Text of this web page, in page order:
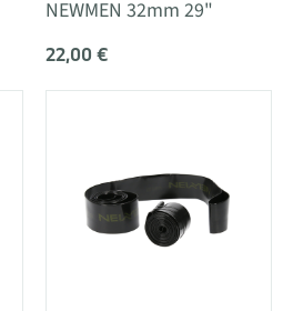
NEWMEN 32mm 29"
22,00 €